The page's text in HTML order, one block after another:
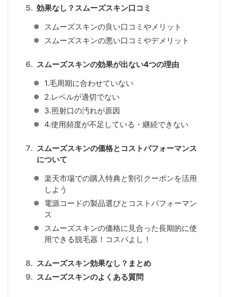
効果なし？スムーズスキン口コミ
スムーズスキンの良い口コミやメリット
スムーズスキンの悪い口コミやデメリット
スムーズスキンの効果が出ない4つの理由
1.毛周期に合わせていない
2.レベルが適切でない
3.照射口の汚れが原因
4.使用頻度が不足している・継続できない
スムーズスキンの価格とコストパフォーマンス
について
楽天市場での購入特典と割引クーポンを活用
しよう
電源コードの製品選びとコストパフォーマン
ス
スムーズスキンの価格に見合った長期的に使
用できる脱毛器！コスパよし！
スムーズスキン効果なし？まとめ
スムーズスキンのよくある質問